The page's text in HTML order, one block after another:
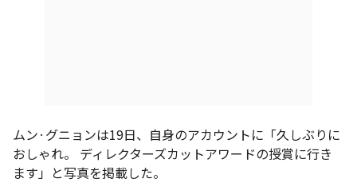
ムン·グニョンは19日、自身のアカウントに「久しぶりに
おしゃれ。 ディレクターズカットアワードの授賞に行き
ます」と写真を掲載した。